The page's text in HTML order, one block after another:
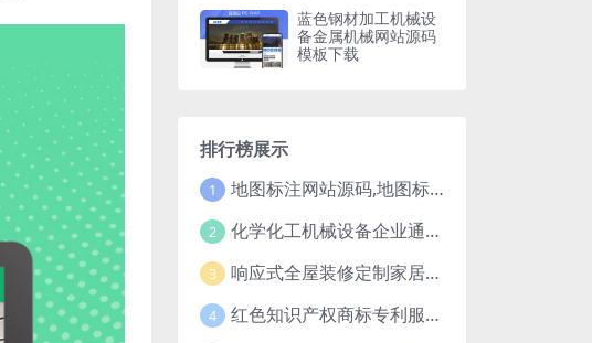
蓝色钢材加工机械设
备金属机械网站源码
模板下载
排行榜展示
1 地图标注网站源码,地图标注公司源码,线下商家企业地图标注服务,店铺地图定位网站
2 化学化工机械设备企业通用pbootcms网站模板源码下载
3 响应式全屋装修定制家居类网站pbootcms模板（自适应手机端）绿色装修公司网站源码
4 红色知识产权商标专利服务网站pbootcms模板网站源码下载